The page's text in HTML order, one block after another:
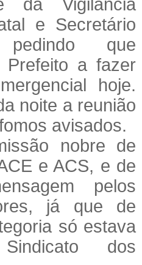
e Secretário
que
Prefeito a fazer
hoje.
noite a reunião
avisados.
nobre de
e ACS, e de
pelos
já que de
só estava
dos